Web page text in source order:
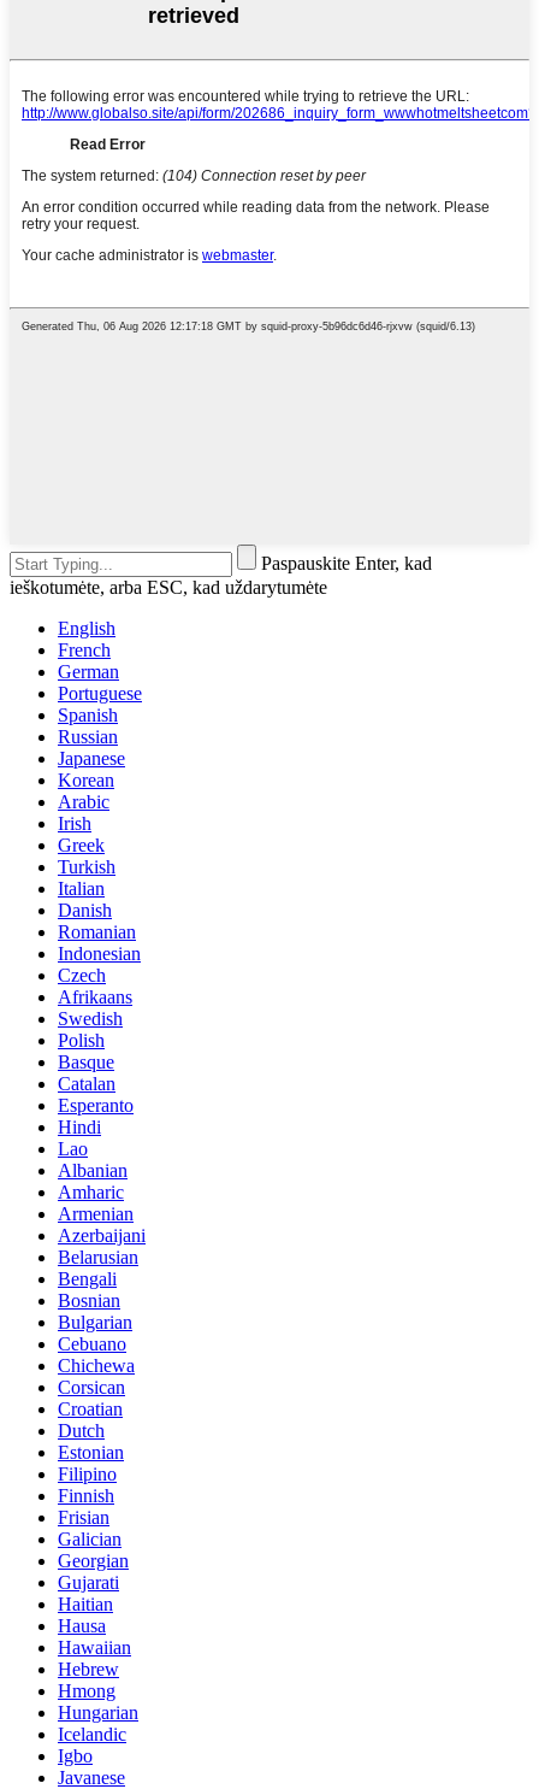
Paspauskite Enter, kad
ieškotumėte, arba ESC, kad uždarytumėte
English
French
German
Portuguese
Spanish
Russian
Japanese
Korean
Arabic
Irish
Greek
Turkish
Italian
Danish
Romanian
Indonesian
Czech
Afrikaans
Swedish
Polish
Basque
Catalan
Esperanto
Hindi
Lao
Albanian
Amharic
Armenian
Azerbaijani
Belarusian
Bengali
Bosnian
Bulgarian
Cebuano
Chichewa
Corsican
Croatian
Dutch
Estonian
Filipino
Finnish
Frisian
Galician
Georgian
Gujarati
Haitian
Hausa
Hawaiian
Hebrew
Hmong
Hungarian
Icelandic
Igbo
Javanese